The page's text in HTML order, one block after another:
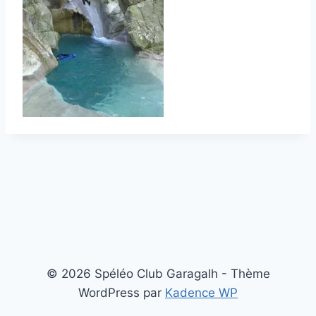
© 2026 Spéléo Club Garagalh - Thème
WordPress par Kadence WP